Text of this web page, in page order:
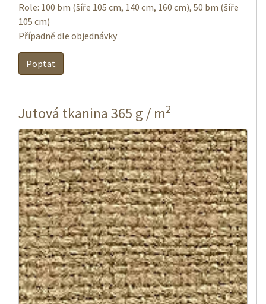
Role: 100 bm (šíře 105 cm, 140 cm, 160 cm), 50 bm (šíře
105 cm)
Případně dle objednávky
Poptat
Jutová tkanina 365 g / m2